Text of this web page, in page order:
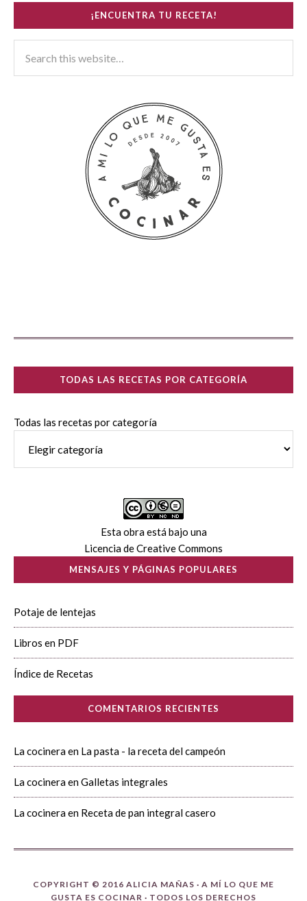
¡ENCUENTRA TU RECETA!
TODAS LAS RECETAS POR CATEGORÍA
Todas las recetas por categoría
Esta obra está bajo una
Licencia de Creative Commons
MENSAJES Y PÁGINAS POPULARES
Potaje de lentejas
Libros en PDF
Índice de Recetas
COMENTARIOS RECIENTES
La cocineraen La pasta - la receta del campeón
La cocineraenGalletas integrales
La cocineraen Receta de pan integral casero
COPYRIGHT © 2016 ALICIA MAÑAS · A MÍ LO QUE ME
GUSTA ES COCINAR · TODOS LOS DERECHOS